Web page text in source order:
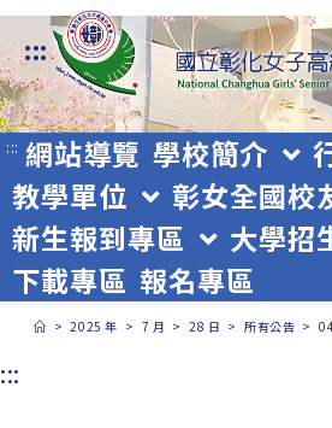
跳
轉
至
主
要
內
容
:::
::: 網站導覽 學校簡介
教學單位
彰女全國校
新生報到專區
大學招
下載專區 報名專區
> 2025 年 > 7 月 > 28 日 > 所有公告 >
:::